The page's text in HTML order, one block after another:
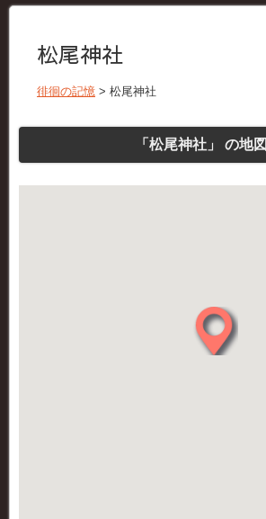
松尾神社
徘徊の記憶 > 松尾神社
「松尾神社」 の地図